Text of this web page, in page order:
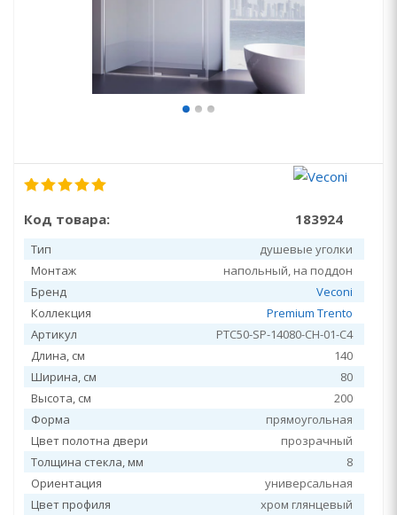
Код товара: 183924
Тип
душевые уголки
Монтаж
напольный, на поддон
Бренд
Veconi
Коллекция
Premium Trento
Артикул
PTC50-SP-14080-CH-01-C4
Длина, см
140
Ширина, см
80
Высота, см
200
Форма
прямоугольная
Цвет полотна двери
прозрачный
Толщина стекла, мм
8
Ориентация
универсальная
Цвет профиля
хром глянцевый